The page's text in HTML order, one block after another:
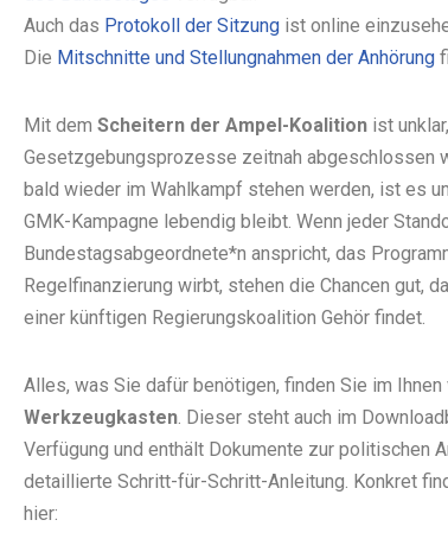
Auch das Protokoll der Sitzung ist online
Die Mitschnitte und Stellungnahmen der Anhörung
Mit dem Scheitern der Ampel-Koalition ist
Gesetzgebungsprozesse zeitnah abgeschlossen
bald wieder im Wahlkampf stehen werden, ist es
GMK-Kampagne lebendig bleibt. Wenn jeder
Bundestagsabgeordnete*n anspricht, das
Regelfinanzierung wirbt, stehen die Chancen gut,
einer künftigen Regierungskoalition Gehör findet.
Alles, was Sie dafür benötigen, finden Sie im
Werkzeugkasten. Dieser steht auch im
Verfügung und enthält Dokumente zur politischen
detaillierte Schritt-für-Schritt-Anleitung. Konkret
hier: